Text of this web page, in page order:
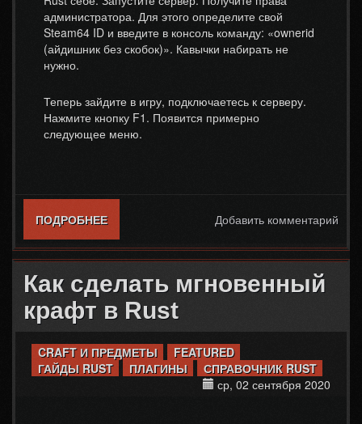
администратора. Для этого определите свой
Steam64 ID и введите в консоль команду: «ownerid
(айдишник без скобок)». Кавычки набирать не
нужно.
Теперь зайдите в игру, подключаетесь к серверу.
Нажмите кнопку F1. Появится примерно
следующее меню.
ПОДРОБНЕЕО КАК ВЫДАТЬ ПРЕДМЕТ В RUST
Добавить комментарий
Как сделать мгновенный
крафт в Rust
CRAFT И ПРЕДМЕТЫ
FEATURED
ГАЙДЫ RUST
ПЛАГИНЫ
СПРАВОЧНИК RUST
ср, 02 сентября 2020